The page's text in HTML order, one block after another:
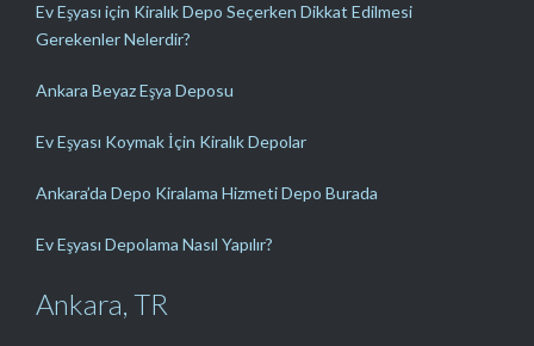
Ev Eşyası için Kiralık Depo Seçerken Dikkat Edilmesi
Gerekenler Nelerdir?
Ankara Beyaz Eşya Deposu
Ev Eşyası Koymak İçin Kiralık Depolar
Ankara’da Depo Kiralama Hizmeti Depo Burada
Ev Eşyası Depolama Nasıl Yapılır?
Ankara, TR